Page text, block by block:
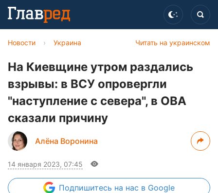
Читать на украинском
Новости › Украина
На Киевщине утром раздались
взрывы: в ВСУ опровергли
"наступление с севера", в ОВА
сказали причину
Алёна Воронина
14 января 2023, 07:45
Подпишитесь на нас в Google